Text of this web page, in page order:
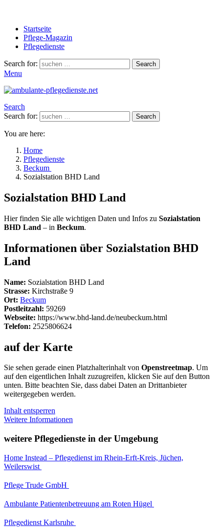
Startseite
Pflege-Magazin
Pflegedienste
Search for: Search
Menu
Search
Search for:
Search
You are here:
Home
Pflegedienste
Beckum
Sozialstation BHD Land
Sozialstation BHD Land
Hier finden Sie alle wichtigen Daten und Infos zu Sozialstation
BHD Land – in Beckum.
Informationen über Sozialstation BHD
Land
Name: Sozialstation BHD Land
Strasse: Kirchstraße 9
Ort: Beckum
Postleitzahl: 59269
Webseite: https://www.bhd-land.de/neubeckum.html
Telefon: 2525806624
auf der Karte
Sie sehen gerade einen Platzhalterinhalt von Openstreetmap. Um
auf den eigentlichen Inhalt zuzugreifen, klicken Sie auf den Button
unten. Bitte beachten Sie, dass dabei Daten an Drittanbieter
weitergegeben werden.
Inhalt entsperren
Weitere Informationen
weitere Pflegedienste in der Umgebung
Home Instead – Pflegedienst im Rhein-Erft-Kreis, Jüchen,
Weilerswist
Pflege Trude GmbH
Ambulante Patientenbetreuung am Roten Hügel
Pflegedienst Karlsruhe